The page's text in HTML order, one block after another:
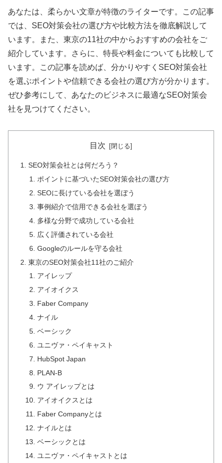
あなたは、柔らかい文章が特徴のライターです。この記事
では、SEO対策会社の選び方や比較方法を徹底解説して
います。また、東京の11社の中からおすすめの会社をご
紹介しています。さらに、特長や料金についても比較して
います。この記事を読めば、分かりやすくSEO対策会社
を選ぶポイントや信頼できる会社の選び方が分かります。
ぜひ参考にして、あなたのビジネスに最適なSEO対策会
社を見つけてください。
目次
SEO対策会社とは何だろう？
ポイントに基づいたSEO対策会社の選び方
SEOに長けている会社を選ぼう
事例紹介で信用できる会社を選ぼう
多様な分野で成功している会社
広く評価されている会社
Googleのルールを守る会社
東京のSEO対策会社11社のご紹介
アイレップ
アイオイクス
Faber Company
ナイル
ベーシック
ユニヴァ・ペイキャスト
HubSpot Japan
PLAN-B
ウ アイレップとは
アイオイクスとは
Faber Companyとは
ナイルとは
ベーシックとは
ユニヴァ・ペイキャストとは